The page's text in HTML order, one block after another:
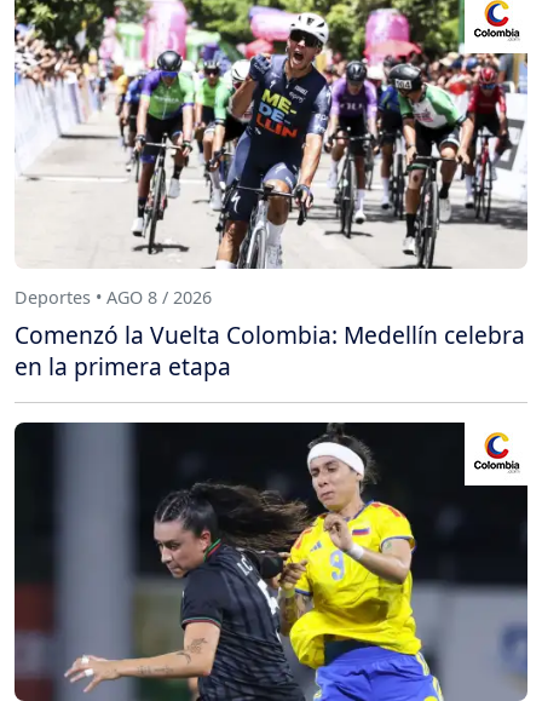
Deportes • AGO 8 / 2026
Comenzó la Vuelta Colombia: Medellín celebra
en la primera etapa